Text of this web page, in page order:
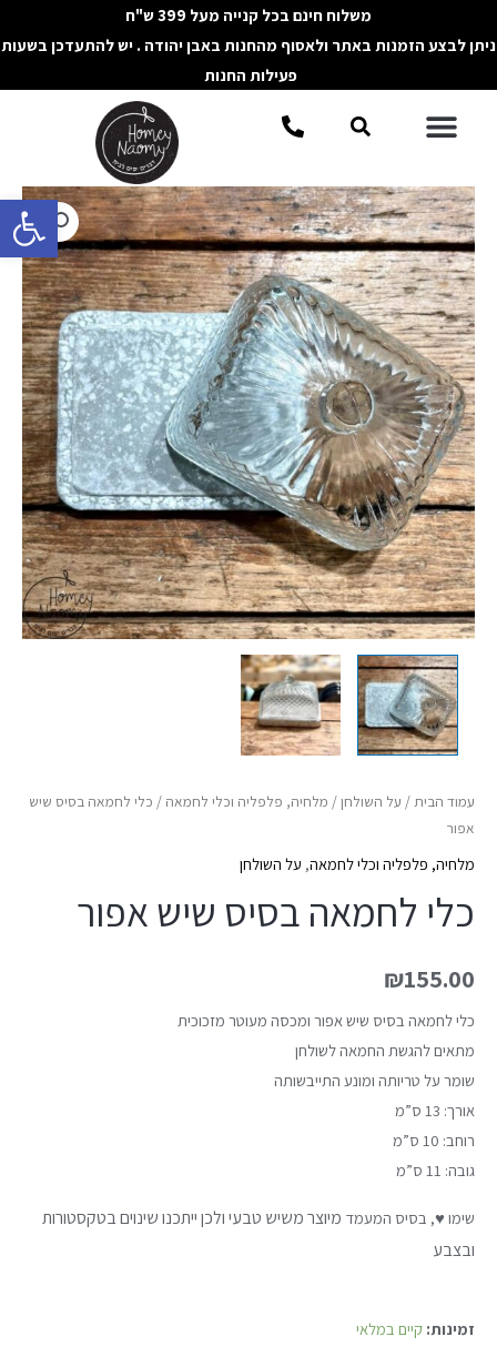
פתח
לתוכן
משלוח חינם בכל קנייה מעל 399 ש"ח
ניתן לבצע הזמנות באתר ולאסוף מהחנות באבן יהודה . יש להתעדכן בשעות
פעילות החנות
תפריטחיפוש
עמוד הבית/ על השולחן/ מלחיה, פלפליה וכלי לחמאה / כלי לחמאה בסיס שיש
אפור
מלחיה, פלפליה וכלי לחמאה, על השולחן
כלי לחמאה בסיס שיש אפור
₪155.00
כלי לחמאה בסיס שיש אפור ומכסה מעוטר מזכוכית
מתאים להגשת החמאה לשולחן
שומר על טריותה ומונע התייבשותה
אורך: 13 ס”מ
רוחב: 10 ס”מ
גובה: 11 ס”מ
שימו ♥, בסיס המעמד מיוצר משיש טבעי ולכן ייתכנו שינוים בטקסטורות
ובצבע
זמינות: קיים במלאי
כמות
של
כלי
לחמאה
בסיס
שיש
אפור